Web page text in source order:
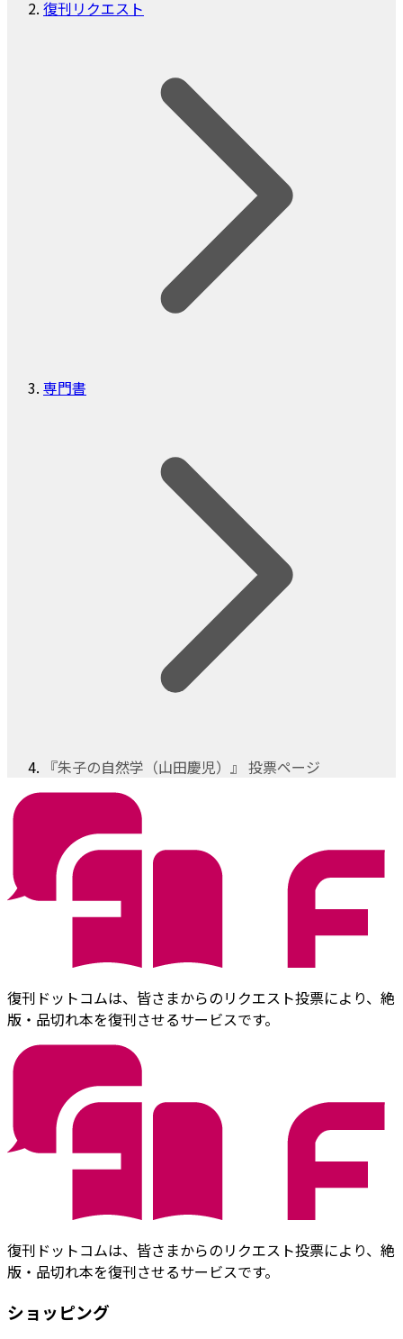
復刊リクエスト
専門書
『朱子の自然学（山田慶児）』 投票ページ
復刊ドットコムは、皆さまからのリクエスト投票により、絶
版・品切れ本を復刊させるサービスです。
復刊ドットコムは、皆さまからのリクエスト投票により、絶
版・品切れ本を復刊させるサービスです。
ショッピング